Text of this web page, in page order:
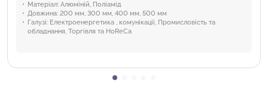
Матеріал: Алюміній, Поліамід
Довжина: 200 мм, 300 мм, 400 мм, 500 мм
Галузі: Електроенергетика , комунікації, Промисловість та
обладнання, Торгівля та HoReCa